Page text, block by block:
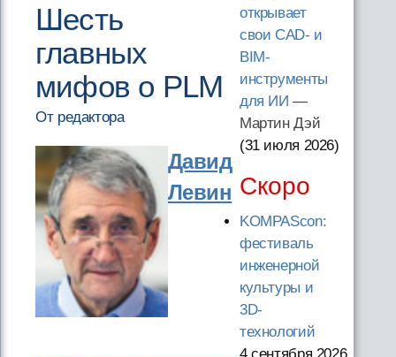
Шесть
главных
мифов о PLM
От редактора
Давид
Левин
открывает
свои CAD- и
BIM-
инструменты
для ИИ —
Мартин Дэй
(31 июля 2026)
Скоро
KOMPAScon:
фестиваль
инженерной
культуры и
3D-
технологий